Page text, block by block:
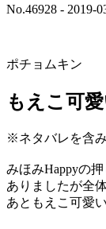
No.46928 - 2019-
ポチョムキン
もえこ可
※ネタバレを含
みほみHappyの
ありましたが全
あともえこ可愛